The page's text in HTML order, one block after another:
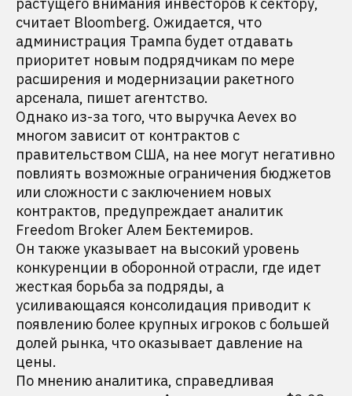
считает Bloomberg. Ожидается, что
администрация Трампа будет отдавать
приоритет новым подрядчикам по мере
расширения и модернизации ракетного
арсенала, пишет агентство.
Однако из-за того, что выручка Aevex во
многом зависит от контрактов с
правительством США, на нее могут негативно
повлиять возможные ограничения бюджетов
или сложности с заключением новых
контрактов, предупреждает аналитик
Freedom Broker Алем Бектемиров.
Он также указывает на высокий уровень
конкуренции в оборонной отрасли, где идет
жесткая борьба за подряды, а
усиливающаяся консолидация приводит к
появлению более крупных игроков с большей
долей рынка, что оказывает давление на
цены.
По мнению аналитика, справедливая